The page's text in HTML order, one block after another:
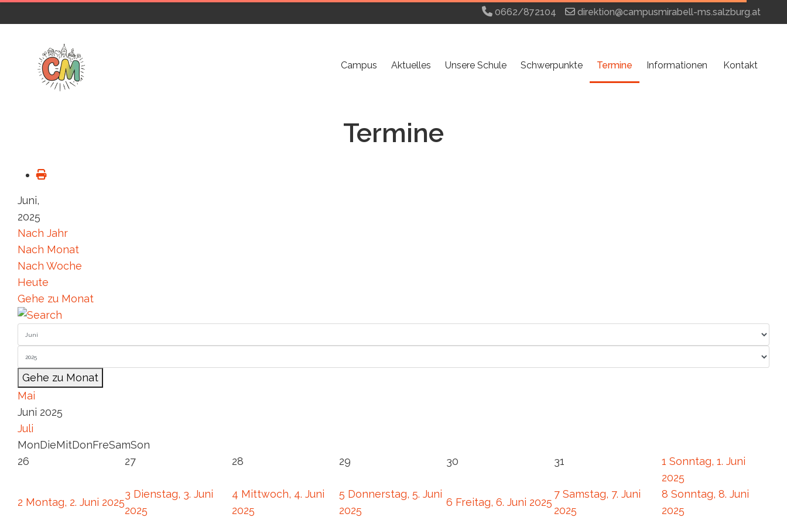
0662/872104 direktion@campusmirabell-ms.salzburg.at
Campus Aktuelles Unsere Schule Schwerpunkte Termine Informationen Kontakt
Termine
Juni,
2025
Nach Jahr
Nach Monat
Nach Woche
Heute
Gehe zu Monat
Gehe zu Monat
Mai
Juni 2025
Juli
MonDieMitDonFreSamSon
26
27 28 29 30 31 1 Sonntag, 1. Juni
2025
2 Montag, 2. Juni 2025
3 Dienstag, 3. Juni
2025
4 Mittwoch, 4. Juni
2025
5 Donnerstag, 5. Juni
2025
6 Freitag, 6. Juni 2025
7 Samstag, 7. Juni
2025
8 Sonntag, 8. Juni
2025